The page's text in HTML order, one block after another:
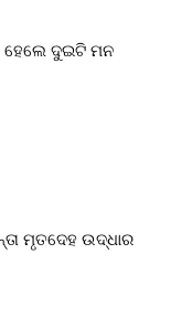
ହେଲେ ଦୁଇଟି ମନ
ମୃତଦେହ ଉଦ୍ଧାର